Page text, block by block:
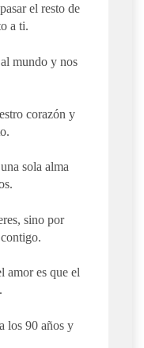
el resto de
a ti.
mundo y nos
corazón y
sola alma
sino por
amor es que el
los 90 años y